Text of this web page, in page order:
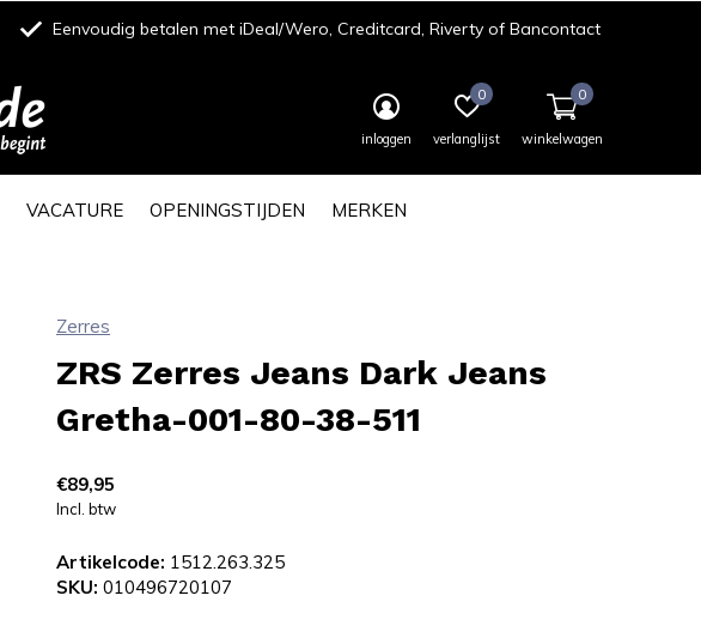
VACATURE OPENINGSTIJDEN MERKEN
inloggen verlanglijst
0
winkelwagen
0
Eenvoudig betalen met iDeal/Wero, Creditcard, Riverty of Bancontact
Zerres
ZRS Zerres Jeans Dark Jeans
Gretha-001-80-38-511
€89,95
Incl. btw
Artikelcode: 1512.263.325
SKU: 010496720107